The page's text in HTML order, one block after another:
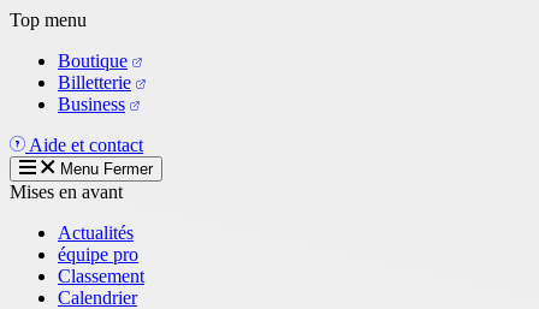
Aller
contenu
principal
Top menu
Boutique
Billetterie
Business
Aide et contact
Menu Fermer
Mises en avant
Actualités
équipe pro
Classement
Calendrier